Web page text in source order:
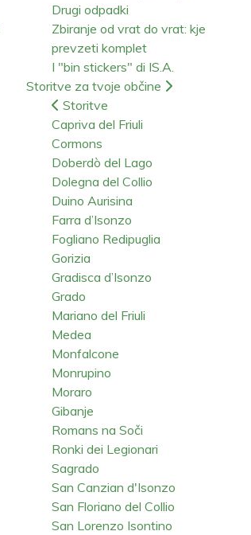
Drugi odpadki
Zbiranje od vrat do vrat: kje
prevzeti komplet
I "bin stickers" di IS.A.
Storitve za tvoje občine
Storitve
Capriva del Friuli
Cormons
Doberdò del Lago
Dolegna del Collio
Duino Aurisina
Farra d’Isonzo
Fogliano Redipuglia
Gorizia
Gradisca d’Isonzo
Grado
Mariano del Friuli
Medea
Monfalcone
Monrupino
Moraro
Gibanje
Romans na Soči
Ronki dei Legionari
Sagrado
San Canzian d'Isonzo
San Floriano del Collio
San Lorenzo Isontino